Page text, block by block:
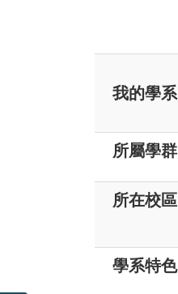
我的學系
所屬學群
所在校區
學系特色